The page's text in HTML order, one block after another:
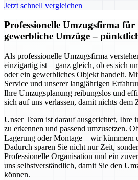
Jetzt schnell vergleichen
Professionelle Umzugsfirma
gewerbliche Umzüge –
Als professionelle Umzugsfirma
einzigartig ist – ganz gleich, ob es sich
oder ein gewerbliches Objekt handelt.
Service und unserer langjährigen
Ihre Umzugsplanung reibungslos und
sich auf uns verlassen, damit nichts dem
Unser Team ist darauf ausgerichtet, Ihre
zu erkennen und passend umzusetzen.
Lagerung oder Montage – wir kümmern
Dadurch sparen Sie nicht nur Zeit,
Professionelle Organisation und ein
uns selbstverständlich, damit Sie den
können.